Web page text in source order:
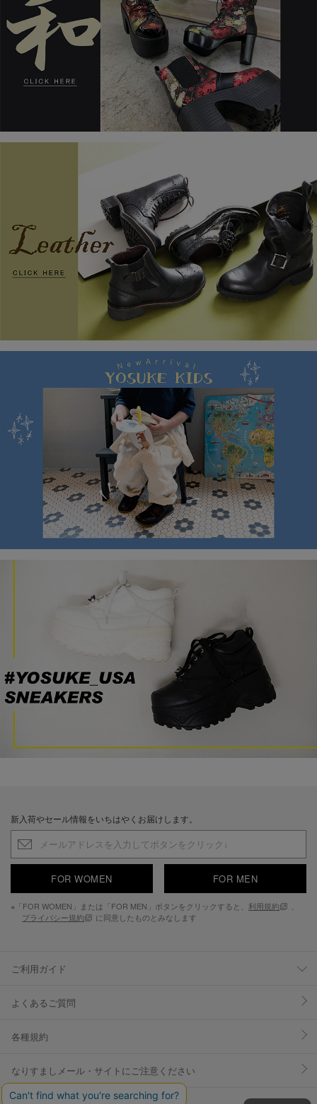
新入荷やセール情報をいちはやくお届けします。
FOR WOMEN FOR MEN
※「FOR WOMEN」または「FOR MEN」ボタンをクリックすると、 利用規約
プライバシー規約
に同意したものとみなします
ご利用ガイド
よくあるご質問
各種規約
なりすましメール・サイトにご注意ください